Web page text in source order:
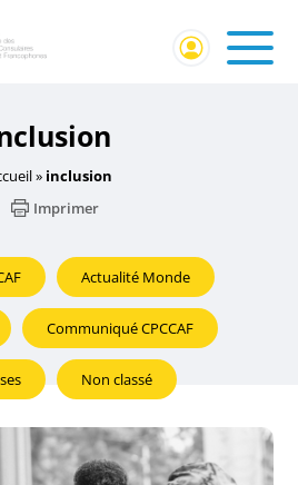
» inclusion
Imprimer
Actualité Monde
Communiqué CPCCAF
Non classé